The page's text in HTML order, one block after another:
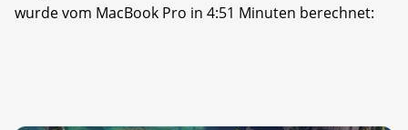
wurde vom MacBook Pro in 4:51 Minuten berechnet: